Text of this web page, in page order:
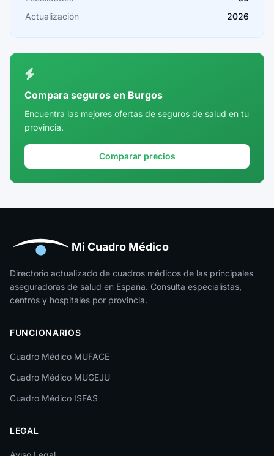
Castellón
Córdoba
Cuenca
Girona
Huesca
Jaén
La Rioja
León
Lleida
Lugo
Málaga
Melilla
Actualización
2026
Compara seguros en Burgos
Encuentra las mejores ofertas de seguros de salud en tu
provincia.
Comparar precios
Mi Cuadro Médico
Directorio actualizado de cuadros médicos de las principales
aseguradoras de salud en España. Consulta especialistas,
centros y hospitales por provincia.
FUNCIONARIOS
Cuadro Médico MUFACE
Cuadro Médico MUGEJU
Cuadro Médico ISFAS
LEGAL